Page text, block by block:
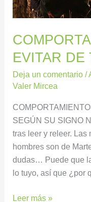
EVITAR DE
Deja un comentario /
Valer Mircea
SEGÚN SU SIGNO
tras leer y releer. Las
hombres son de
dudas… Puede que
lo tuyo, así que ¿por
Leer más »